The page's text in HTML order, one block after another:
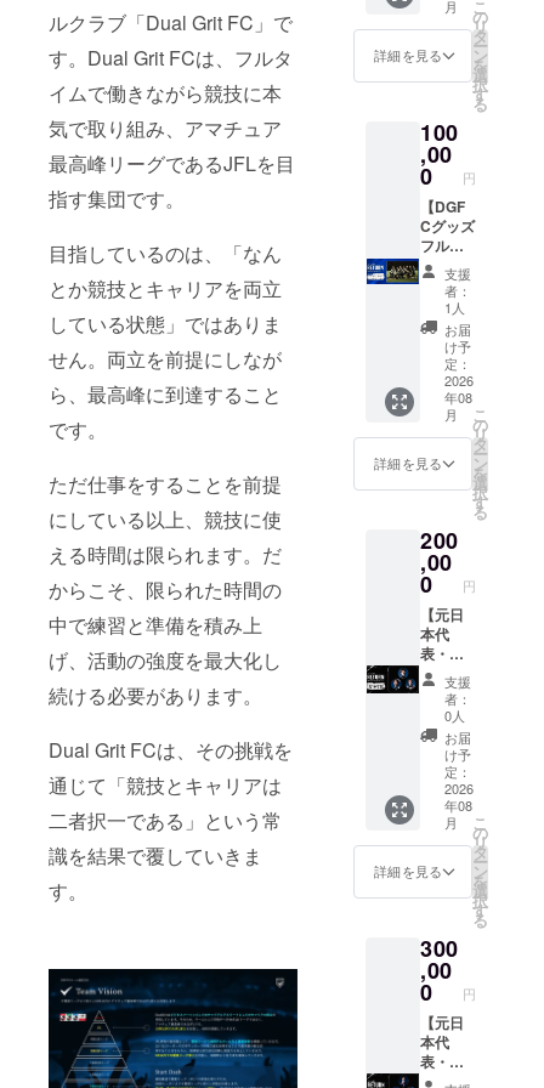
ルクラブ「Dual Grit FC」で
す。Dual Grit FCは、フルタ
イムで働きながら競技に本
気で取り組み、アマチュア
最高峰リーグであるJFLを目
指す集団です。
目指しているのは、「なん
とか競技とキャリアを両立
している状態」ではありま
せん。両立を前提にしなが
ら、最高峰に到達すること
です。
ただ仕事をすることを前提
にしている以上、競技に使
える時間は限られます。だ
からこそ、限られた時間の
中で練習と準備を積み上
げ、活動の強度を最大化し
続ける必要があります。
Dual Grit FCは、その挑戦を
通じて「競技とキャリアは
二者択一である」という常
識を結果で覆していきま
す。
ル・動
容は指
定不可
※返品等
はして
おりま
せん。
※グッズ
画像は
イメー
ジにな
りま
す。
いただ
す。 ※8
月下旬
す。 ※
メー
ル・動
画の内
容は指
定不可
※返品等
の受付
はして
おりま
せん。
※グッズ
画像は
イメー
ジにな
りま
予定）
・オリ
ジナル
0㎜）
・オリ
ジナル
タオル
（20cm
×110c
m） ・
オリジ
ナルT
シャツ
（サイ
ズ展
開：S,
M, L）
・元J
リー
ガー三
人のサ
りユニ
フォー
ム
（DGF
C選手着
用モデ
ル、サ
イズ選
択不
可） ・
少人数
ミート
アップ
【備考
欄必
須】 誕
生日、
お祝い
名前、
サイン
色紙に
書いて
ほしい
宛名を
記入し
祝い動
画（約
20秒。
す。）
・選
手・ア
ンバサ
ダーオ
フ
ショッ
ト限定
公開
（限定
URLで
の配信
予定）
・オリ
ジナル
ステッ
カー
（50×5
ング
ウェア
セット
長袖上
下・半
袖（サ
イズ展
開：S,
M, L，
XL） ・
トレー
ニング
ウェア
ジャ
ケット
（サイ
ズ展
開：S,
手・ア
ンバサ
ダーか
らの直
筆手紙
【備考
欄必
須】 誕
しい方
を選択
してく
ださ
い。）
バサ
ダーか
らのお
礼動画
（約60
秒。
メール
に添付
しま
す。）
・個人
向けお
祝い動
画（約
20秒。
メール
に添付
しま
す。）
・選
ンバサ
ダーオ
フ
ショッ
ト限定
公開
（限定
URLで
の配信
予定）
・オリ
ジナル
ステッ
カー
（50×5
0㎜）
・オリ
ジナル
タオル
（20cm
m） ・
オリジ
ナルT
シャツ
（サイ
ズ展
開：S,
M, L）
月
詳細を見る
こ
の
リ
タ
ー
ン
を
選
択
す
る
100
,00
0 円
【DGF
Cグッズ
フル
セット
＆
DGFC
選手着
用モデ
ルTR
ウェ
ア】 ・
DGFC
限定携
帯壁紙
付きお
礼メー
しい方
を選択
してく
ださ
い。）
・アン
バサ
ダーか
らのお
礼動画
（約60
秒。
メール
に添付
しま
す。）
・個人
向けお
祝い動
画（約
メール
に添付
しま
す。）
・選
手・ア
ンバサ
ダーオ
支援
者：
1人
お届
け予
定：
2026
年08
月
詳細を見る
こ
の
リ
タ
ー
ン
を
選
択
す
る
200
,00
0 円
【元日
本代
表・元J
リー
ガーと
のガチ
ンコ
TR】 ・
DGFC
限定携
帯壁紙
付きお
礼メー
ル（ほ
しい方
を選択
ださ
い。）
・アン
バサ
ダーか
らのお
礼動画
（60～
支援
者：
0人
お届
け予
定：
2026
年08
月
詳細を見る
こ
の
リ
タ
ー
ン
を
選
択
す
る
300
,00
0 円
【元日
本代
表・元J
リー